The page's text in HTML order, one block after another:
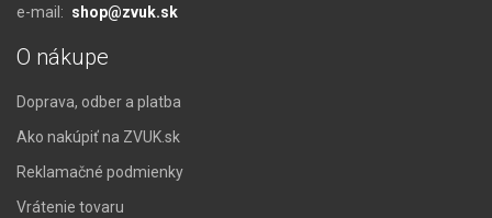
e-mail: shop@zvuk.sk
O nákupe
Doprava, odber a platba
Ako nakúpiť na ZVUK.sk
Reklamačné podmienky
Vrátenie tovaru